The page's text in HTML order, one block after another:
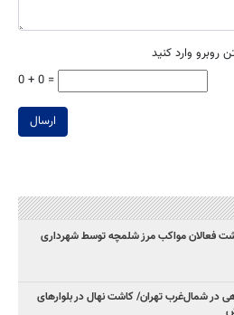
روبرو وارد کنید
0 + 0 =
ارسال
فعالان مواکب مرز شلمچه توسط شهرداری
در شمال‌غرب تهران/ کاشت نهال در بلوارهای